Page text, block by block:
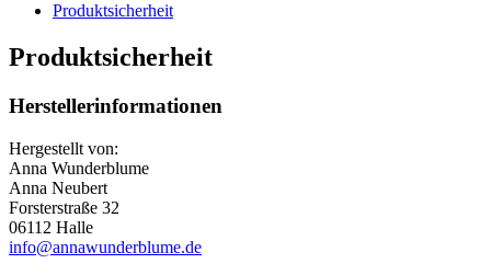
Produktsicherheit
Produktsicherheit
Herstellerinformationen
Hergestellt von:
Anna Wunderblume
Anna Neubert
Forsterstraße 32
06112 Halle
info@annawunderblume.de